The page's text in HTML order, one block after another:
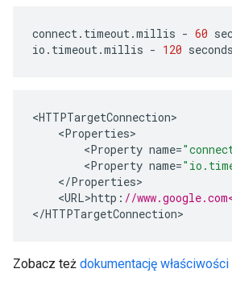
connect . timeout .millis - 60
io . timeout .millis - 120 seconds
<HTTPTargetConnection
<Properties
<Property name=
<Property name=
</Properties
<URL>http : //
</HTTPTargetConnection>
Zobacz też dokumentację